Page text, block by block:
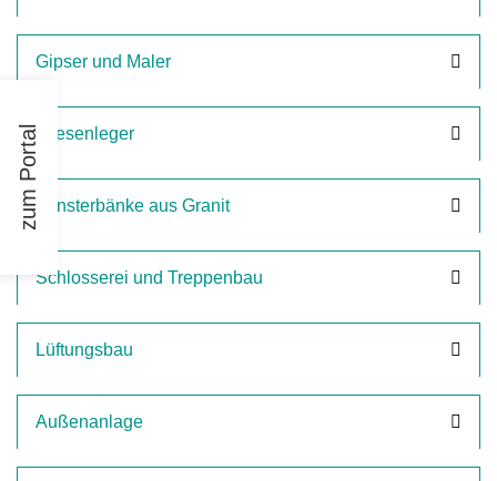
zum Portal
Gipser und Maler
Fliesenleger
Fensterbänke aus Granit
Schlosserei und Treppenbau
Lüftungsbau
Außenanlage